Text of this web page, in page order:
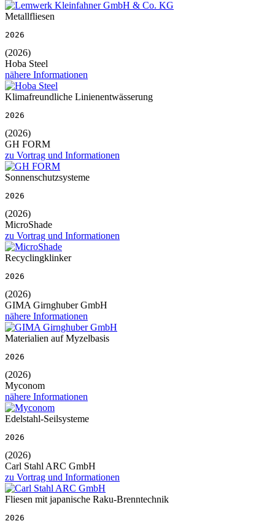
Metallfliesen
2026
(2026)
Hoba Steel
nähere Informationen
Klimafreundliche Linienentwässerung
2026
(2026)
GH FORM
zu Vortrag und Informationen
Sonnenschutzsysteme
2026
(2026)
MicroShade
zu Vortrag und Informationen
Recyclingklinker
2026
(2026)
GIMA Girnghuber GmbH
nähere Informationen
Materialien auf Myzelbasis
2026
(2026)
Myconom
nähere Informationen
Edelstahl-Seilsysteme
2026
(2026)
Carl Stahl ARC GmbH
zu Vortrag und Informationen
Fliesen mit japanische Raku-Brenntechnik
2026